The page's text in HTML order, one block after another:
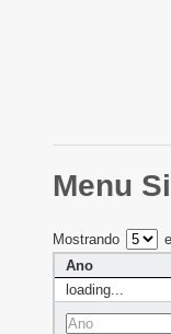
Menu
Mostrando
Ano
loading...